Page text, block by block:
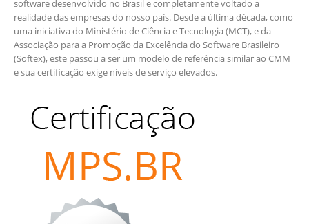
software desenvolvido no Brasil e completamente voltado a
realidade das empresas do nosso país. Desde a última década, como
uma iniciativa do Ministério de Ciência e Tecnologia (MCT), e da
Associação para a Promoção da Excelência do Software Brasileiro
(Softex), este passou a ser um modelo de referência similar ao CMM
e sua certificação exige níveis de serviço elevados.